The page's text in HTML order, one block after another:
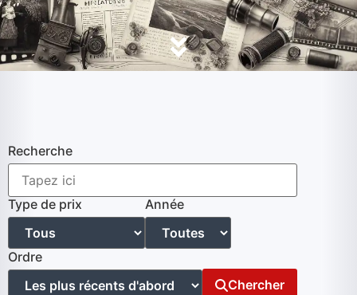
Recherche
Type de prix Année
Ordre
Chercher